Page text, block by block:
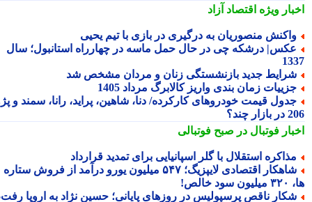
ویژهاقتصاد آزاد
منصوریان به درگیری در بازی با تیم یحیی
درشکه چی در حال حمل ماسه در چهارراه استانبول؛ سال
جدید بازنشستگی زنان و مردان مشخص شد
زمان بندی واریز کالابرگ مرداد 1405
قیمت خودروهای کارکرده/ دنا، شاهین، پراید، رانا، سمند و پژو
فوتبال در صبح فوتبالی
استقلال با گلر اسپانیایی برای تمدید قرارداد
شاهکار اقتصادی لایپزیگ؛ ۵۴۷ میلیون یورو درآمد از فروش ستاره
ناقص پرسپولیس در روزهای پایانی؛ حسین نژاد به اروپا رفت،